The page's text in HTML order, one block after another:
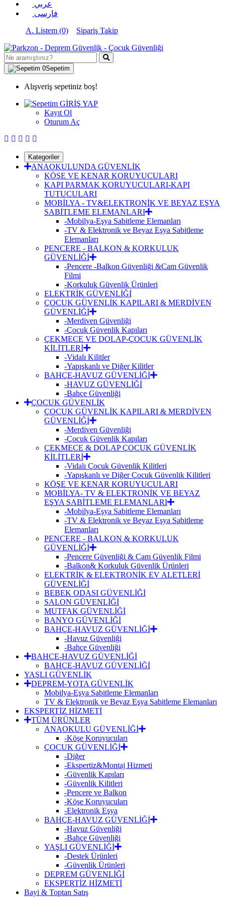
عربي
فارسی
A. Listem (0)
Sipariş Takip
0Sepetim
Alışveriş sepetiniz boş!
GİRİŞ YAP
Kayıt Ol
Oturum Aç
Kategoriler
ANAOKULUNDA GÜVENLİK
KÖŞE VE KENAR KORUYUCULARI
KAPI PARMAK KORUYUCULARI-KAPI
TUTUCULARI
MOBİLYA - TV&ELEKTRONİK VE BEYAZ EŞYA
SABİTLEME ELEMANLARI
-Mobilya-Eşya Sabitleme Elemanları
-TV & Elektronik ve Beyaz Eşya Sabitleme
Elemanları
PENCERE - BALKON & KORKULUK
GÜVENLİĞİ
-Pencere -Balkon Güvenliği &Cam Güvenlik
Filmi
-Korkuluk Güvenlik Ürünleri
ELEKTRİK GÜVENLİĞİ
ÇOCUK GÜVENLİK KAPILARI & MERDİVEN
GÜVENLİĞİ
-Merdiven Güvenliği
-Çocuk Güvenlik Kapıları
ÇEKMECE VE DOLAP-ÇOCUK GÜVENLİK
KİLİTLERİ
-Vidalı Kilitler
-Yapışkanlı ve Diğer Kilitler
BAHÇE-HAVUZ GÜVENLİĞİ
-HAVUZ GÜVENLİĞİ
-Bahçe Güvenliği
ÇOCUK GÜVENLİK
ÇOCUK GÜVENLİK KAPILARI & MERDİVEN
GÜVENLİĞİ
-Merdiven Güvenliği
-Çocuk Güvenlik Kapıları
ÇEKMECE & DOLAP ÇOCUK GÜVENLİK
KİLİTLERİ
-Vidalı Çocuk Güvenlik Kilitleri
-Yapışkanlı ve Diğer Çocuk Güvenlik Kilitleri
KÖŞE VE KENAR KORUYUCULARI
MOBİLYA- TV & ELEKTRONİK VE BEYAZ
EŞYA SABİTLEME ELEMANLARI
-Mobilya-Eşya Sabitleme Elemanları
-TV & Elektronik ve Beyaz Eşya Sabitleme
Elemanları
PENCERE - BALKON & KORKULUK
GÜVENLİĞİ
-Pencere Güvenliği & Cam Güvenlik Filmi
-Balkon& Korkuluk Güvenlik Ürünleri
ELEKTRİK & ELEKTRONİK EV ALETLERİ
GÜVENLİĞİ
BEBEK ODASI GÜVENLİĞİ
SALON GÜVENLİĞİ
MUTFAK GÜVENLİĞİ
BANYO GÜVENLİĞİ
BAHÇE-HAVUZ GÜVENLİĞİ
-Havuz Güvenliği
-Bahçe Güvenliği
BAHÇE-HAVUZ GÜVENLİĞİ
BAHÇE-HAVUZ GÜVENLİĞİ
YAŞLI GÜVENLİK
DEPREM-YOTA GÜVENLİK
Mobilya-Eşya Sabitleme Elemanları
TV & Elektronik ve Beyaz Eşya Sabitleme Elemanları
EKSPERTİZ HİZMETİ
TÜM ÜRÜNLER
ANAOKULU GÜVENLİĞİ
-Köşe Koruyucuları
ÇOCUK GÜVENLİĞİ
-Diğer
-Ekspertiz&Montaj Hizmeti
-Güvenlik Kapıları
-Güvenlik Kilitleri
-Pencere ve Balkon
-Köşe Koruyucuları
-Elektronik Eşya
BAHÇE-HAVUZ GÜVENLİĞİ
-Havuz Güvenliği
-Bahçe Güvenliği
YAŞLI GÜVENLİĞİ
-Destek Ürünleri
-Güvenlik Ürünleri
DEPREM GÜVENLİĞİ
EKSPERTİZ HİZMETİ
Bayi & Toptan Satış